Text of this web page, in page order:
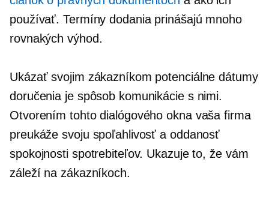
používať. Termíny dodania prinášajú mnoho
rovnakých výhod.
Ukázať svojim zákazníkom potenciálne dátumy
doručenia je spôsob komunikácie s nimi.
Otvorením tohto dialógového okna vaša firma
preukáže svoju spoľahlivosť a oddanosť
spokojnosti spotrebiteľov. Ukazuje to, že vám
záleží na zákazníkoch.